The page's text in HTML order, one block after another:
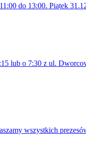
do 13:00. Piątek
lub o 7:30 z ul.
wszystkich